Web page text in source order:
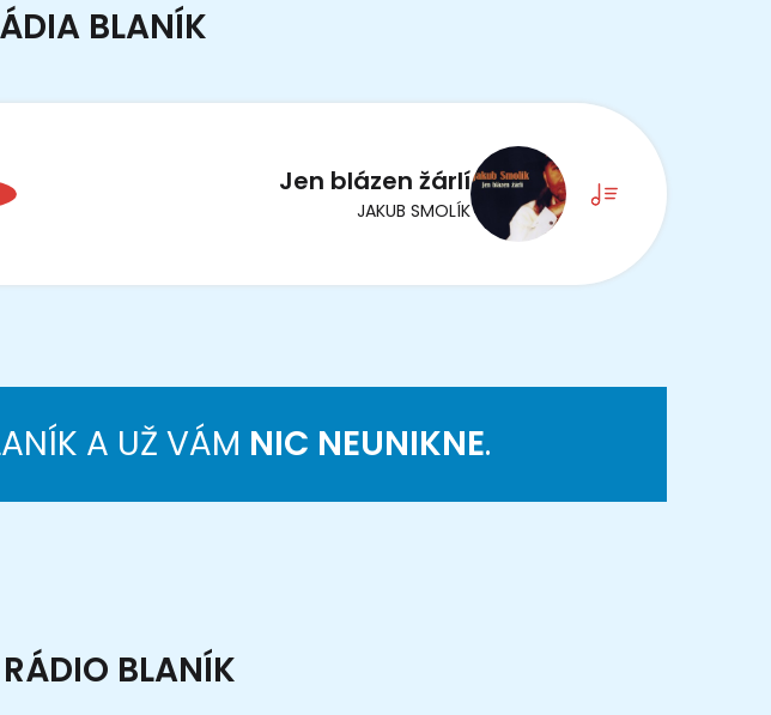
BLANÍK
Jen blázen žárlí
JAKUB SMOLÍK
A UŽ VÁM NIC NEUNIKNE.
BLANÍK